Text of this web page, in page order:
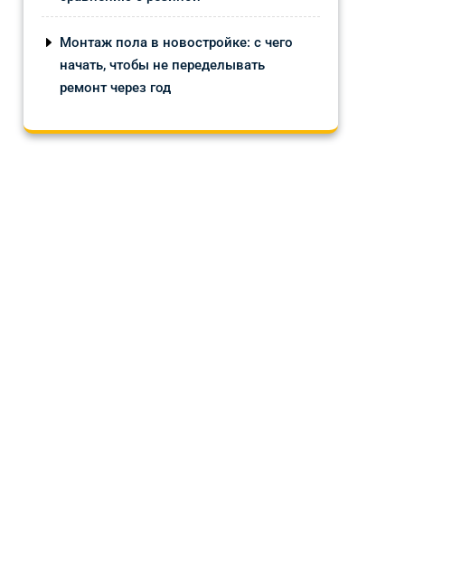
Монтаж пола в новостройке: с чего
начать, чтобы не переделывать
ремонт через год